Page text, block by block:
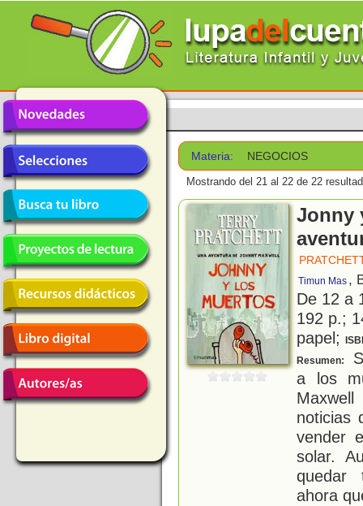
Materia: NEGOCIOS
Mostrando del 21 al 22 de 22
Jonny
Timun Mas ,
De 12 a
192 p.;
papel;
Resumen:
a los
noticias
vender
solar.
quedar
ahora